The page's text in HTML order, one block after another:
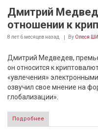
Дмитрий
отношении к
8 лет 6 месяцев назад By Олеся
Дмитрий Медведев,
он относится к
«увлечения»
озвучил свое мнение на
глобализации».
Подробнее